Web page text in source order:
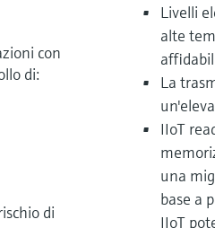
con
di:
di
Livelli
alte
La
IIoT
una
base a
IIoT